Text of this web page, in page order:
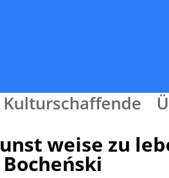
Kulturschaffende
weise zu